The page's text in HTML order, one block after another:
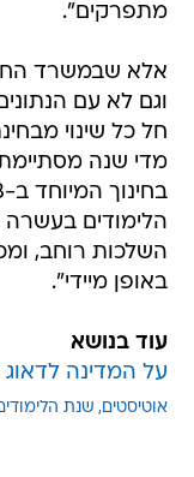
מתפרקים".
אלא שבמשרד
וגם לא עם
חל כל שינוי
מדי שנה מסתיימת
הלימודים בעשרה
השלכות רוחב,
באופן מיידי".
עוד בנושא
על המדינה לדאוג
אוטיסטים שנת